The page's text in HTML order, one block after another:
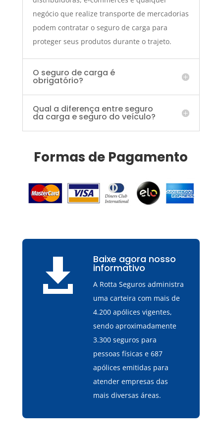
negócio que realize transporte de mercadorias
podem contratar o seguro de carga para
proteger seus produtos durante o trajeto.
O seguro de carga é
obrigatório?
Qual a diferença entre seguro
da carga e seguro do veículo?
Formas de Pagamento
 Baixe agora nosso
informativo
A Rotta Seguros administra
uma carteira com mais de
4.200 apólices vigentes,
sendo aproximadamente
3.300 seguros para
pessoas físicas e 687
apólices emitidas para
atender empresas das
mais diversas áreas.